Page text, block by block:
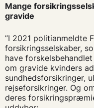
Mange
gravide
”I 2021 politianmeldte
forsikringsselskaber,
have
om gravide kvinders
sundhedsforsikringer,
rejseforsikringer. Og
deres